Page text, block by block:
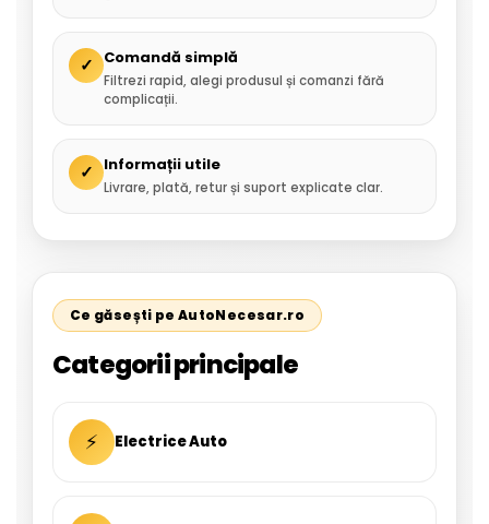
✓ Comandă simplă
Filtrezi rapid, alegi produsul și comanzi fără
complicații.
✓ Informații utile
Livrare, plată, retur și suport explicate clar.
Ce găsești pe AutoNecesar.ro
Categorii principale
⚡ Electrice Auto